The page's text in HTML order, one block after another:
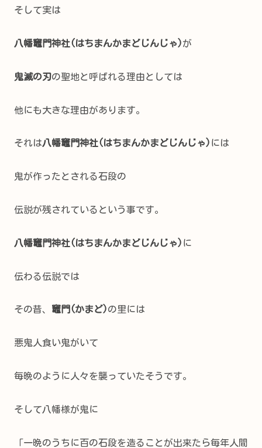
そして実は
八幡竈門神社(はちまんかまどじんじゃ)が
鬼滅の刃の聖地と呼ばれる理由としては
他にも大きな理由があります。
それは八幡竈門神社(はちまんかまどじんじゃ) には
鬼が作ったとされる石段の
伝説が残されているという事です。
八幡竈門神社(はちまんかまどじんじゃ) に
伝わる伝説では
その昔、 竈門(かまど)の里には
悪鬼人食い鬼がいて
毎晩のように人々を襲っていたそうです。
そして八幡様が鬼に
「一晩のうちに百の石段を造ることが出来たら毎年人間